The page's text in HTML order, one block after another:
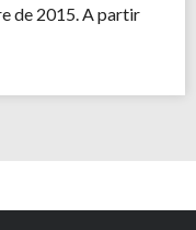
de 2015. A partir